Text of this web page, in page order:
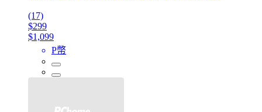
(17)
$299
$1,099
P幣